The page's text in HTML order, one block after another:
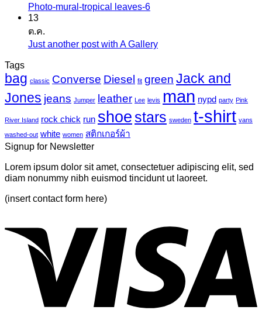
นวาส
บน
ไว
Photo-mural-tropical leaves-6ไม่มี
mural-
tropical
leaves-
13
ต.ค.
Just another post with A Galleryไม่มี
เห็น
บน
Just
another
post
Tags
bag classic Converse Diesel fit green Jack and
Jones jeans Jumper leather Lee levis man nypd party Pink
River Island rock chick run shoe stars sweden t-shirt vans
washed-out white women สติกเกอร์ผ้า
Signup for Newsletter
Lorem ipsum dolor sit amet, consectetuer adipiscing elit, sed
diam nonummy nibh euismod tincidunt ut laoreet.
(insert contact form here)